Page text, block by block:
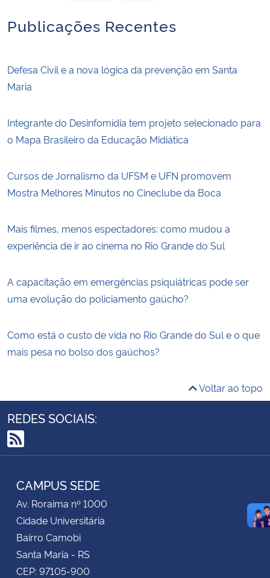
Secretaria de Governo
Advocacia-Geral da União
Banco Central do Brasil
Publicações Recentes
Defesa Civil e a nova lógica da prevenção em Santa
Maria
Integrante do Desinfomídia tem projeto selecionado para
o Mapa Brasileiro da Educação Midiática
Cursos de Jornalismo da UFSM e UFN promovem
Mostra Melhores Minutos no Cineclube da Boca
Mais filmes, menos espectadores: como mudou a
experiência de ir ao cinema no Rio Grande do Sul
A capacitação em emergências psiquiátricas pode ser
uma evolução do policiamento gaúcho?
Como está o custo de vida no Rio Grande do Sul e o que
mais pesa no bolso dos gaúchos?
Voltar ao topo
REDES SOCIAIS:
RSS
CAMPUS SEDE
Av. Roraima nº 1000
Cidade Universitária
Bairro Camobi
Santa Maria - RS
CEP: 97105-900